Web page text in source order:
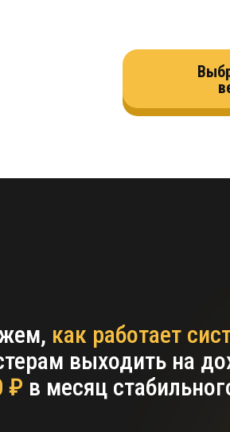
как работает
выходить на
₽ в месяц